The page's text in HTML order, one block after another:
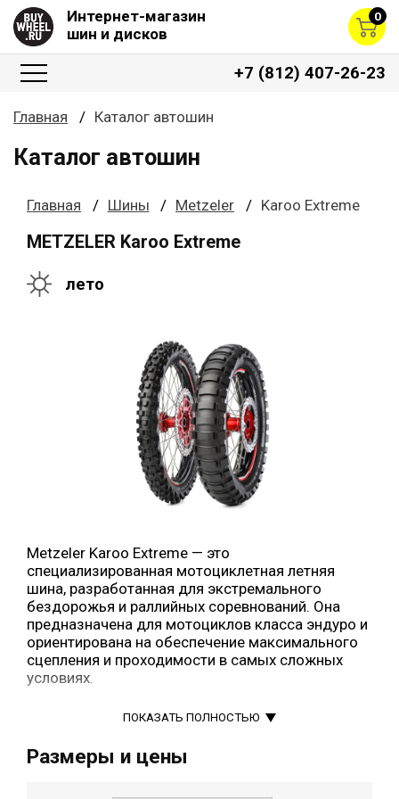
Интернет-магазин
шин и дисков
0
+7 (812) 407-26-23
Главная Каталог автошин
Каталог автошин
Главная Шины Metzeler Karoo Extreme
METZELER Karoo Extreme
лето
Metzeler Karoo Extreme — это
специализированная мотоциклетная летняя
шина, разработанная для экстремального
бездорожья и раллийных соревнований. Она
предназначена для мотоциклов класса эндуро и
ориентирована на обеспечение максимального
сцепления и проходимости в самых сложных
условиях.
Передняя шина: мелкие заострённые блоки для
наклонах.
Задняя шина: крупные блоки, расположенные
ПОКАЗАТЬ ПОЛНОСТЬЮ
Размеры и цены